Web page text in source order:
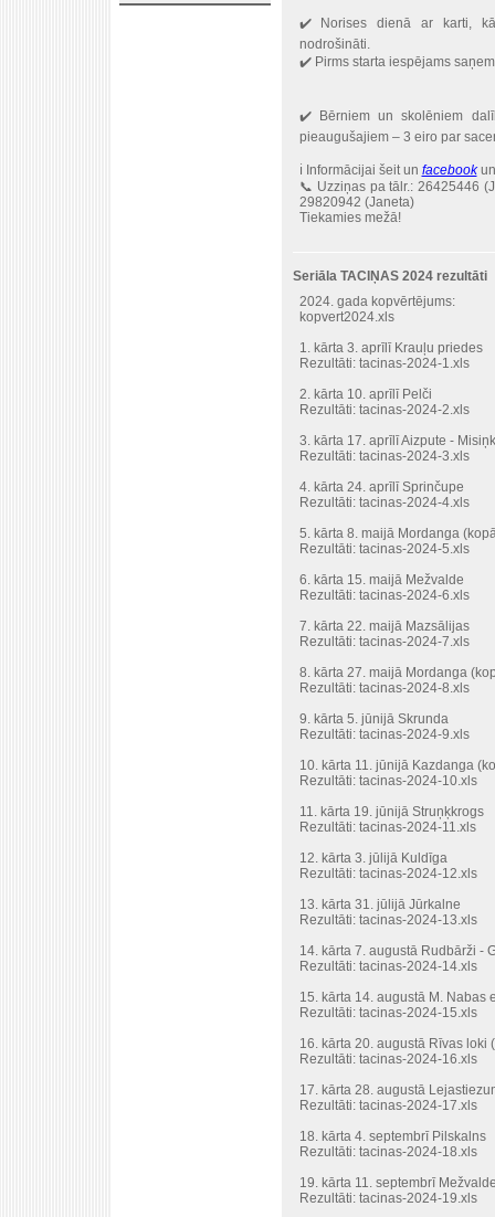
✔️ Norises dienā ar karti,
nodrošināti.
✔️ Pirms starta iespējams
✔️ Bērniem un skolēniem
pieaugušajiem – 3 eiro par
ℹ️ Informācijai šeit un facebookun
📞 Uzziņas pa tālr.: 26425446
29820942 (Janeta)
Tiekamies mežā!
Seriāla TACIŅAS 2024 rezultāti
2024. gada kopvērtējums:
kopvert2024.xls
1. kārta 3. aprīlī Krauļu priedes
Rezultāti: tacinas-2024-1.xls
2. kārta 10. aprīlī Pelči
Rezultāti: tacinas-2024-2.xls
3. kārta 17. aprīlī Aizpute -
Rezultāti: tacinas-2024-3.xls
4. kārta 24. aprīlī Sprinčupe
Rezultāti: tacinas-2024-4.xls
5. kārta 8. maijā Mordanga
Rezultāti: tacinas-2024-5.xls
6. kārta 15. maijā Mežvalde
Rezultāti: tacinas-2024-6.xls
7. kārta 22. maijā Mazsālijas
Rezultāti: tacinas-2024-7.xls
8. kārta 27. maijā Mordanga
Rezultāti: tacinas-2024-8.xls
9. kārta 5. jūnijā Skrunda
Rezultāti: tacinas-2024-9.xls
10. kārta 11. jūnijā Kazdanga
Rezultāti: tacinas-2024-10.xls
11. kārta 19. jūnijā Struņķkrogs
Rezultāti: tacinas-2024-11.xls
12. kārta 3. jūlijā Kuldīga
Rezultāti: tacinas-2024-12.xls
13. kārta 31. jūlijā Jūrkalne
Rezultāti: tacinas-2024-13.xls
14. kārta 7. augustā Rudbārži -
Rezultāti: tacinas-2024-14.xls
15. kārta 14. augustā M. Nabas
Rezultāti: tacinas-2024-15.xls
16. kārta 20. augustā Rīvas loki
Rezultāti: tacinas-2024-16.xls
17. kārta 28. augustā
Rezultāti: tacinas-2024-17.xls
18. kārta 4. septembrī Pilskalns
Rezultāti: tacinas-2024-18.xls
19. kārta 11. septembrī
Rezultāti: tacinas-2024-19.xls